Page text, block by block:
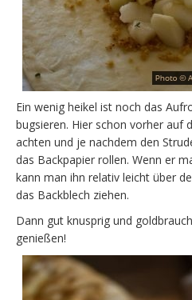
Ein wenig heikel ist noch das
bugsieren. Hier schon vorher auf
achten und je nachdem den
das Backpapier rollen. Wenn er
kann man ihn relativ leicht über
das Backblech ziehen.
Dann gut knusprig und
genießen!